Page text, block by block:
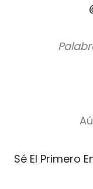
V
a
Sé El Primero